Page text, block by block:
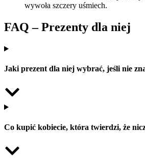
wywoła szczery uśmiech.
FAQ – Prezenty dla niej
Jaki prezent dla niej wybrać, jeśli nie
Co kupić kobiecie, która twierdzi, że